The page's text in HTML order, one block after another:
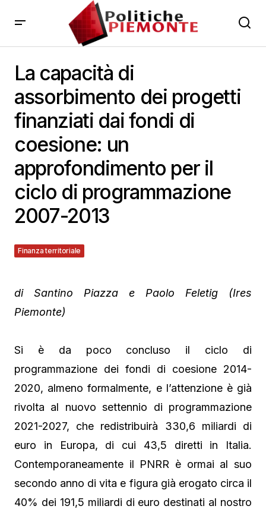
La capacità di
assorbimento dei progetti
finanziati dai fondi di
coesione: un
approfondimento per il
ciclo di programmazione
2007-2013
Finanza territoriale
di Santino Piazza e Paolo Feletig (Ires
Piemonte)
Si è da poco concluso il ciclo di
programmazione dei fondi di coesione 2014-
2020, almeno formalmente, e l’attenzione è già
rivolta al nuovo settennio di programmazione
2021-2027, che redistribuirà 330,6 miliardi di
euro in Europa, di cui 43,5 diretti in Italia.
Contemporaneamente il PNRR è ormai al suo
secondo anno di vita e figura già erogato circa il
40% dei 191,5 miliardi di euro destinati al nostro